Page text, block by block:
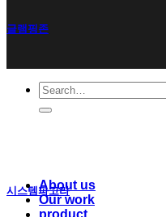
글램핑존
시스템파고라
Search
for:
About us
Our work
product